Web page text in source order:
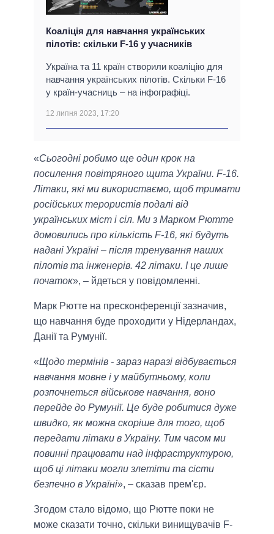
Коаліція для навчання українських
пілотів: скільки F-16 у учасників
Україна та 11 країн створили коаліцію для
навчання українських пілотів. Скільки F-16
у країн-учасниць – на інфографіці.
12 липня 2023, 17:20
«Сьогодні робимо ще один крок на
посилення повітряного щита України. F-16.
Літаки, які ми використаємо, щоб тримати
російських терористів подалі від
українських міст і сіл. Ми з Марком Рютте
домовились про кількість F-16, які будуть
надані Україні – після тренування наших
пілотів та інженерів. 42 літаки. І це лише
початок», – йдеться у повідомленні.
Марк Рютте на пресконференції зазначив,
що навчання буде проходити у Нідерландах,
Данії та Румунії.
«Щодо термінів - зараз наразі відбувається
навчання мовне і у майбутньому, коли
розпочнеться військове навчання, воно
перейде до Румунії. Це буде робитися дуже
швидко, як можна скоріше для того, щоб
передати літаки в Україну. Тим часом ми
повинні працювати над інфраструктурою,
щоб ці літаки могли злетіти та сісти
безпечно в Україні», – сказав прем'єр.
Згодом стало відомо, що Рютте поки не
може сказати точно, скільки винищувачів F-